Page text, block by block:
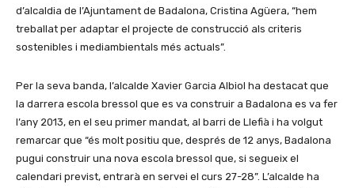
d’alcaldia de l’Ajuntament de Badalona, Cristina Agüera, “hem
treballat per adaptar el projecte de construcció als criteris
sostenibles i mediambientals més actuals”.
Per la seva banda, l’alcalde Xavier Garcia Albiol ha destacat que
la darrera escola bressol que es va construir a Badalona es va fer
l’any 2013, en el seu primer mandat, al barri de Llefià i ha volgut
remarcar que “és molt positiu que, després de 12 anys, Badalona
pugui construir una nova escola bressol que, si segueix el
calendari previst, entrarà en servei el curs 27-28”. L’alcalde ha